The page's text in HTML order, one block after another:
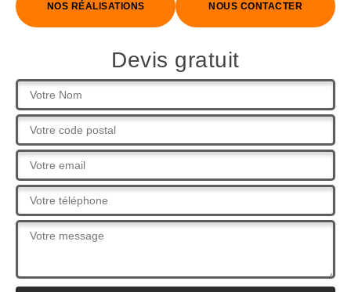
NOS RÉALISATIONS NOUS CONTACTER
Devis gratuit